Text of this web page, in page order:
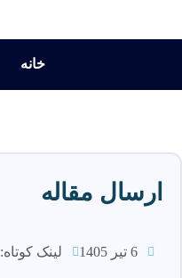
خانه
ارسال مقاله
6 تیر 1405 لینک کوتاه: